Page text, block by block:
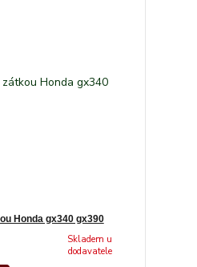
Honda gx340 gx390
Skladem u
dodavatele